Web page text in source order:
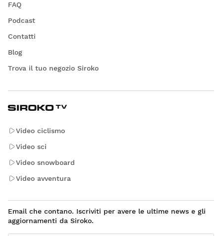
FAQ
Podcast
Contatti
Blog
Trova il tuo negozio Siroko
Video ciclismo
Video sci
Video snowboard
Video avventura
Email che contano. Iscriviti per avere le ultime news e gli
aggiornamenti da Siroko.